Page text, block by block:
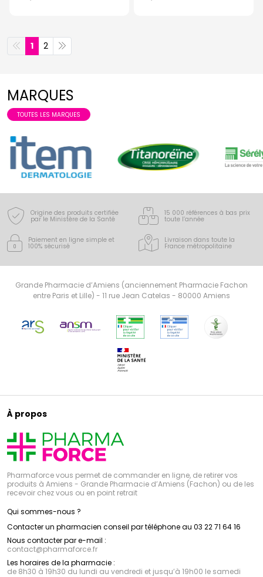
1 2
MARQUES
TOUTES LES MARQUES
Origine des produits certifiée
par le Ministère de la Santé
15 000 références à bas prix
toute l’année
Paiement en ligne simple et
100% sécurisé
Livraison dans toute la
France métropolitaine
Grande Pharmacie d’Amiens (anciennement Pharmacie Fachon
entre Paris et Lille) - 11 rue Jean Catelas - 80000 Amiens
À propos
Pharmaforce vous permet de commander en ligne, de retirer vos
produits à Amiens - Grande Pharmacie d’Amiens (Fachon) ou de les
recevoir chez vous ou en point retrait
Qui sommes-nous ?
Contacter un pharmacien conseil par téléphone au 03 22 71 64 16
Nous contacter par e-mail :
contact@pharmaforce.fr
Les horaires de la pharmacie :
de 8h30 à 19h30 du lundi au vendredi et jusqu’à 19h00 le samedi